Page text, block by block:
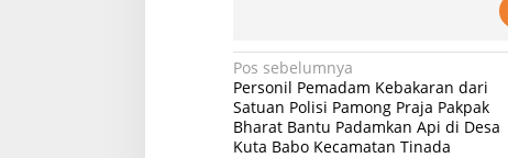
Navigasi
pos
Pos sebelumnya
Personil Pemadam Kebakaran dari
Satuan Polisi Pamong Praja Pakpak
Bharat Bantu Padamkan Api di Desa
Kuta Babo Kecamatan Tinada